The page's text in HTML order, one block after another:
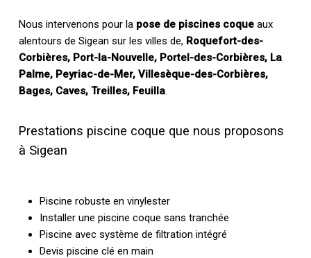
Nous intervenons pour la pose de piscines coqueaux
alentours de Sigean sur les villes de, Roquefort-des-
Corbières, Port-la-Nouvelle, Portel-des-Corbières, La
Palme, Peyriac-de-Mer, Villesèque-des-Corbières,
Bages, Caves, Treilles, Feuilla.
Prestations piscine coque que nous proposons
à Sigean
Piscine robuste en vinylester
Installer une piscine coque sans tranchée
Piscine avec système de filtration intégré
Devis piscine clé en main